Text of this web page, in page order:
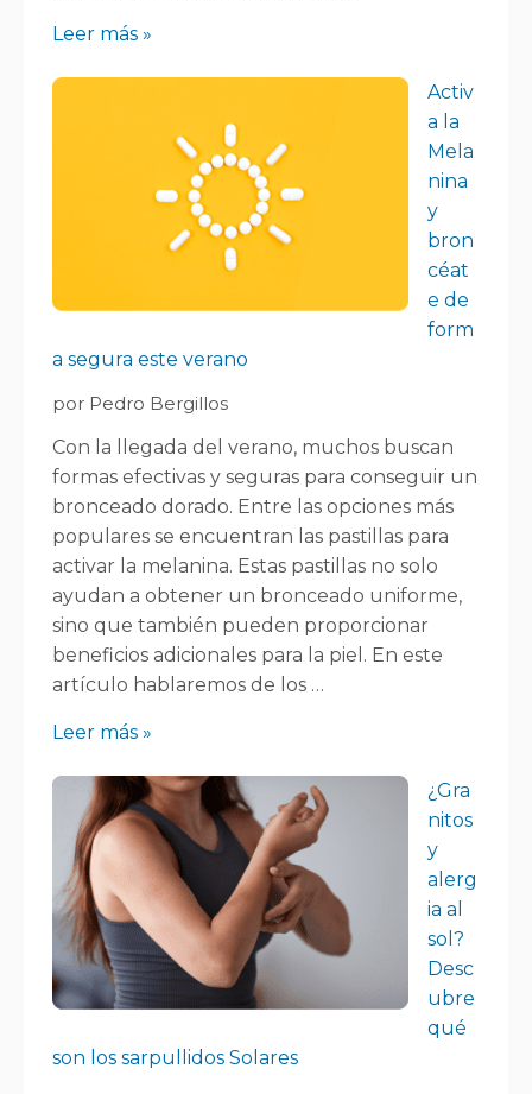
Leer más »
Activ
a la
Mela
nina
y
bron
céat
e de
form
a segura este verano
por Pedro Bergillos
Con la llegada del verano, muchos buscan
formas efectivas y seguras para conseguir un
bronceado dorado. Entre las opciones más
populares se encuentran las pastillas para
activar la melanina. Estas pastillas no solo
ayudan a obtener un bronceado uniforme,
sino que también pueden proporcionar
beneficios adicionales para la piel. En este
artículo hablaremos de los …
Leer más »
¿Gra
nitos
y
alerg
ia al
sol?
Desc
ubre
qué
son los sarpullidos Solares